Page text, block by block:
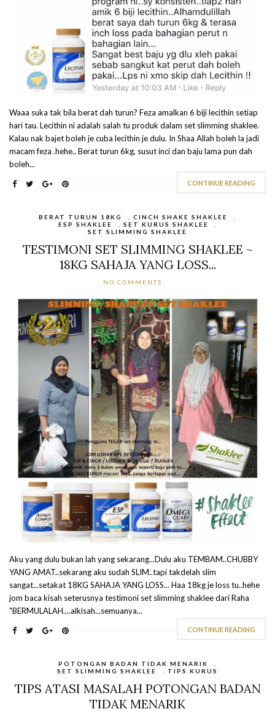
Waaa suka tak bila berat dah turun? Feza amalkan 6 biji lecithin setiap
hari tau. Lecithin ni adalah salah tu produk dalam set slimming shaklee.
Kalau nak bajet boleh je cuba lecithin je dulu. In Shaa Allah boleh la jadi
macam feza .hehe.. Berat turun 6kg, susut inci dan baju lama pun dah
boleh...
CONTINUE READING
BERAT TURUN 18KG , CINCH SHAKE SHAKLEE
,
ESP SHAKLEE
, SET KURUS SHAKLEE
,
SET SLIMMING SHAKLEE
TESTIMONI SET SLIMMING SHAKLEE ~
18KG SAHAJA YANG LOSS...
NO COMMENTS:
Aku yang dulu bukan lah yang sekarang...Dulu aku TEMBAM..CHUBBY
YANG AMAT..sekarang aku sudah SLIM..tapi takdelah slim
sangat...setakat 18KG SAHAJA YANG LOSS... Haa 18kg je loss tu..hehe
jom baca kisah seterusnya testimoni set slimming shaklee dari Raha
"BERMULALAH....alkisah...semuanya...
CONTINUE READING
POTONGAN BADAN TIDAK MENARIK
,
SET SLIMMING SHAKLEE
, TIPS KURUS
TIPS ATASI MASALAH POTONGAN BADAN
TIDAK MENARIK